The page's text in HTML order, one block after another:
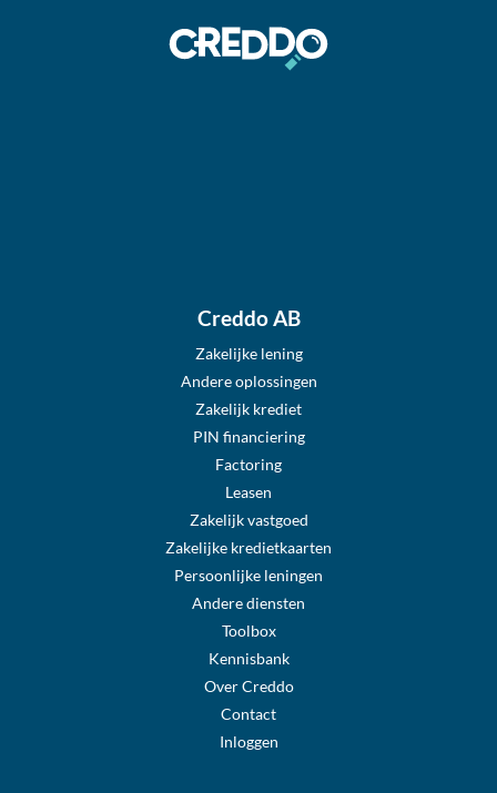
Creddo AB
Zakelijke lening
Andere oplossingen
Zakelijk krediet
PIN financiering
Factoring
Leasen
Zakelijk vastgoed
Zakelijke kredietkaarten
Persoonlijke leningen
Andere diensten
Toolbox
Kennisbank
Over Creddo
Contact
Inloggen